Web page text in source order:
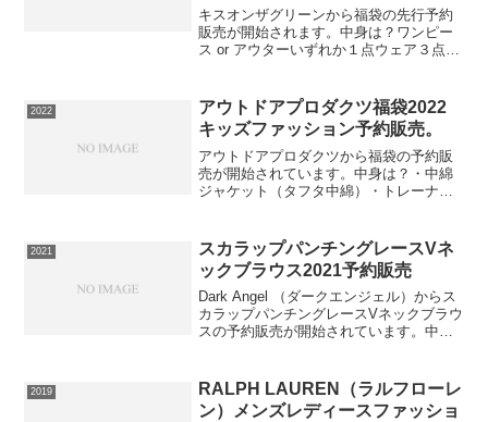
ィース ゴルフ スポーツ
キスオンザグリーンから福袋の先行予約
販売が開始されます。中身は？ワンピー
ス or アウターいずれか１点ウェア３点
から秋まで使えるウェアが入っておりま
す。⇒...
2022
アウトドアプロダクツ福袋2022
キッズファッション予約販売。
アウトドアプロダクツから福袋の予約販
売が開始されています。中身は？・中綿
ジャケット（タフタ中綿）・トレーナー
計5点です。2022福袋 アウトドアプロダ
クツ OUTDO...
2021
スカラップパンチングレースVネ
ックブラウス2021予約販売
Dark Angel （ダークエンジェル）からス
カラップパンチングレースVネックブラウ
スの予約販売が開始されています。中身
大人可愛いブラウスです。ふわっと軽や
かな生地感...
2019
RALPH LAUREN（ラルフローレ
ン）メンズレディースファッショ